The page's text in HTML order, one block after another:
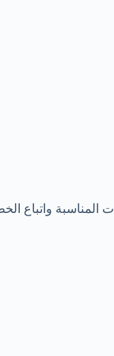
واتباع